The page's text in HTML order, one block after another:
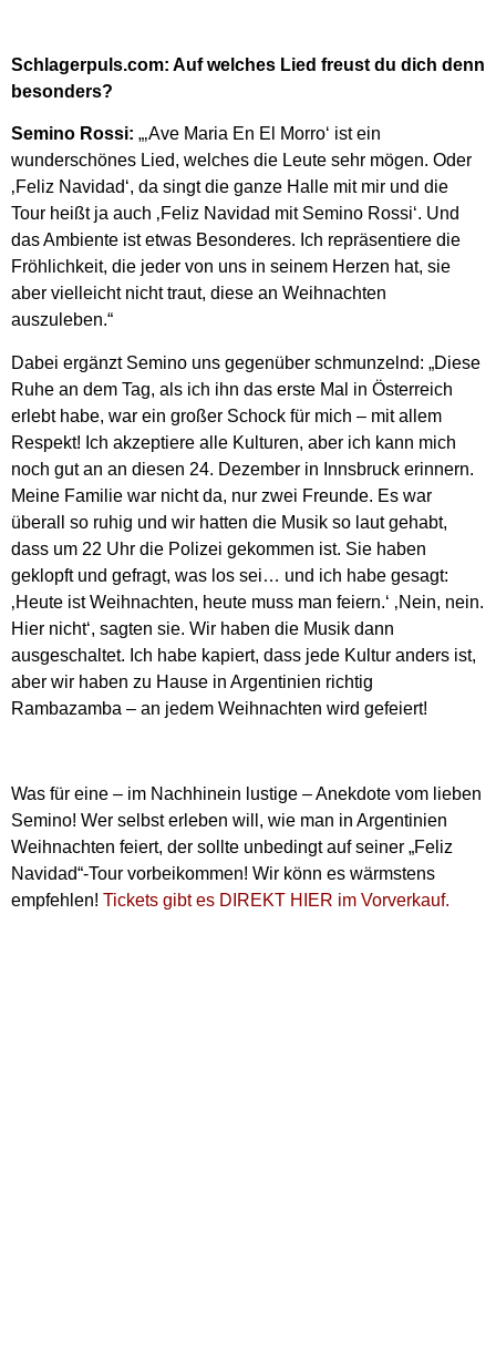
Schlagerpuls.com: Auf welches Lied freust du dich denn
besonders?
Semino Rossi: „‚Ave Maria En El Morro‘ ist ein
wunderschönes Lied, welches die Leute sehr mögen. Oder
‚Feliz Navidad‘, da singt die ganze Halle mit mir und die
Tour heißt ja auch ‚Feliz Navidad mit Semino Rossi‘. Und
das Ambiente ist etwas Besonderes. Ich repräsentiere die
Fröhlichkeit, die jeder von uns in seinem Herzen hat, sie
aber vielleicht nicht traut, diese an Weihnachten
auszuleben.“
Dabei ergänzt Semino uns gegenüber schmunzelnd: „Diese
Ruhe an dem Tag, als ich ihn das erste Mal in Österreich
erlebt habe, war ein großer Schock für mich – mit allem
Respekt! Ich akzeptiere alle Kulturen, aber ich kann mich
noch gut an an diesen 24. Dezember in Innsbruck erinnern.
Meine Familie war nicht da, nur zwei Freunde. Es war
überall so ruhig und wir hatten die Musik so laut gehabt,
dass um 22 Uhr die Polizei gekommen ist. Sie haben
geklopft und gefragt, was los sei… und ich habe gesagt:
‚Heute ist Weihnachten, heute muss man feiern.‘ ‚Nein, nein.
Hier nicht‘, sagten sie. Wir haben die Musik dann
ausgeschaltet. Ich habe kapiert, dass jede Kultur anders ist,
aber wir haben zu Hause in Argentinien richtig
Rambazamba – an jedem Weihnachten wird gefeiert!
Was für eine – im Nachhinein lustige – Anekdote vom lieben
Semino! Wer selbst erleben will, wie man in Argentinien
Weihnachten feiert, der sollte unbedingt auf seiner „Feliz
Navidad“-Tour vorbeikommen! Wir könn es wärmstens
empfehlen! Tickets gibt es DIREKT HIER im Vorverkauf.